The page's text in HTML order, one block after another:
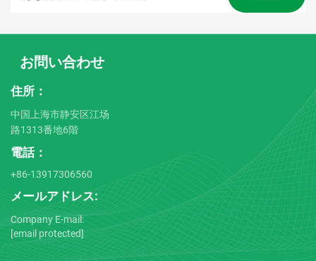
お問い合わせ
住所：
中国上海市静安区江场
路1313番地6階
電話：
+86-13917306560
メールアドレス:
Company E-mail:
[email protected]